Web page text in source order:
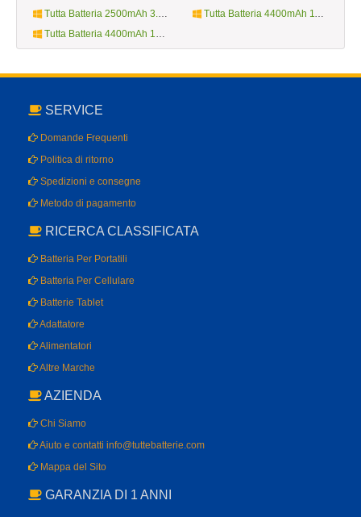
Tutta Batteria 2500mAh 3.8V
Tutta Batteria 4400mAh 11.1V
Tutta Batteria 4400mAh 14.4V
SERVICE
Domande Frequenti
Politica di ritorno
Spedizioni e consegne
Metodo di pagamento
RICERCA CLASSIFICATA
Batteria Per Portatili
Batteria Per Cellulare
Batterie Tablet
Adattatore
Alimentatori
Altre Marche
AZIENDA
Chi Siamo
Aiuto e contatti info@tuttebatterie.com
Mappa del Sito
GARANZIA DI 1 ANNI